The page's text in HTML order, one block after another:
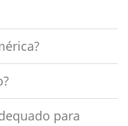
para